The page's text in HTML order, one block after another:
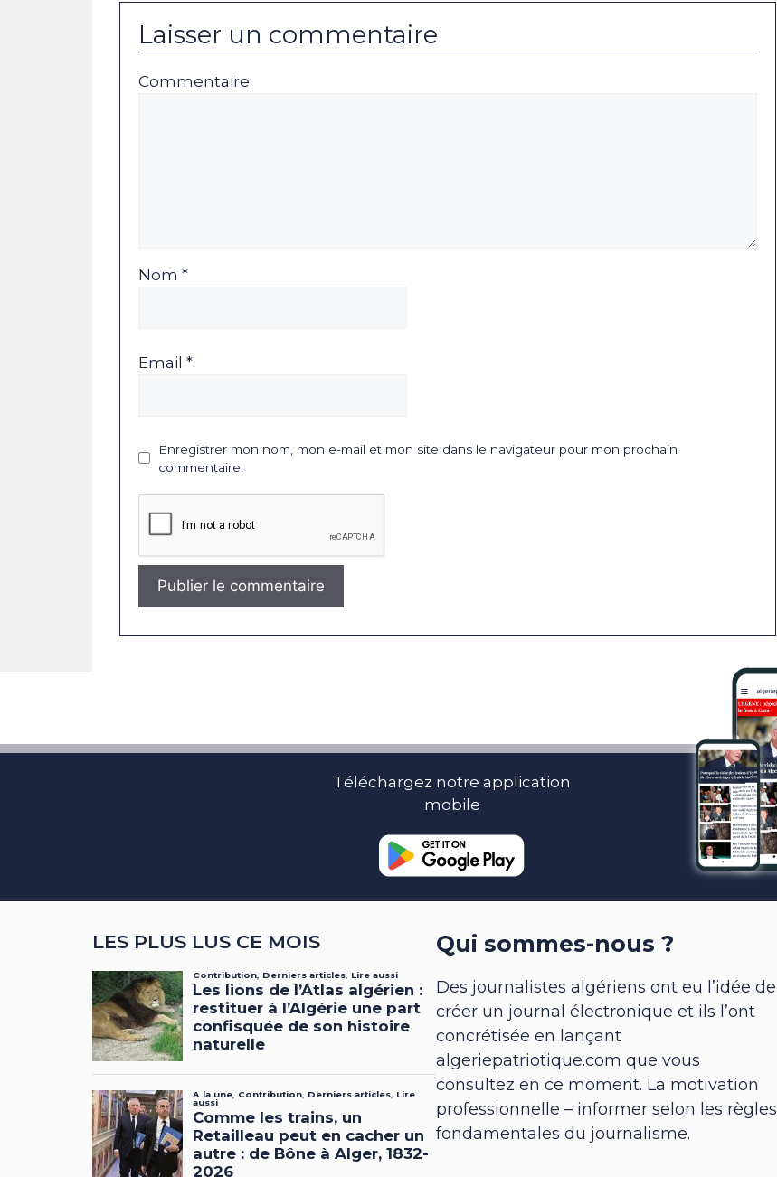
Laisser un commentaire
Commentaire
Nom *
Email *
Enregistrer mon nom, mon e-mail et mon site dans le navigateur pour mon prochain
commentaire.
Téléchargez notre application
mobile
LES PLUS LUS CE MOIS Qui sommes-nous ?
Des journalistes algériens ont eu l’idée de
créer un journal électronique et ils l’ont
concrétisée en lançant
algeriepatriotique.com que vous
consultez en ce moment. La motivation
professionnelle – informer selon les règles
fondamentales du journalisme.